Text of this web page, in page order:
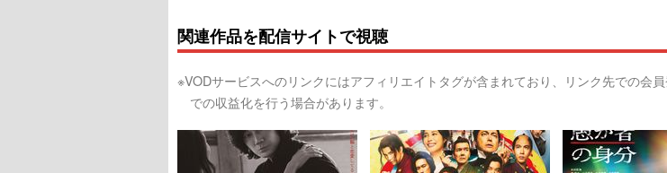
関連作品を配信サイトで視聴
※VODサービスへのリンクにはアフィリエイトタグが含まれており、リンク先での会
での収益化を行う場合があります。